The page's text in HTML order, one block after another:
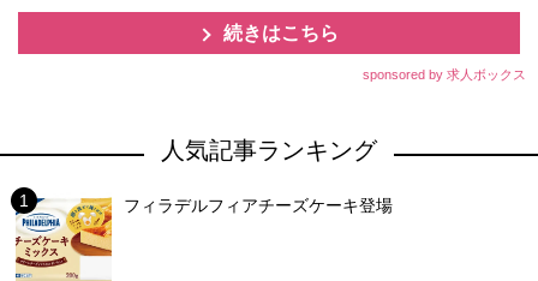
続きはこちら
sponsored by 求人ボックス
人気記事ランキング
フィラデルフィアチーズケーキ登場